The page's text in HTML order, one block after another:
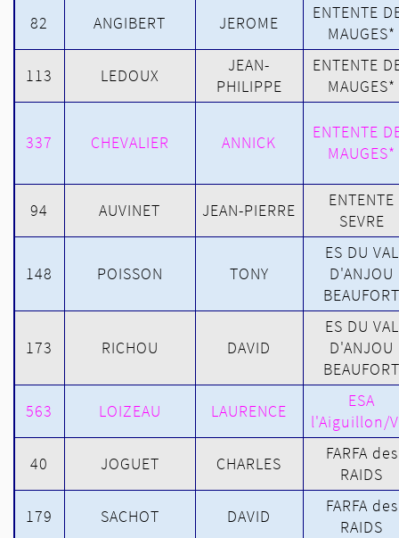
82 ANGIBERT JEROME
ENTENTE
MAUGES*
113 LEDOUX
JEAN-
PHILIPPE
ENTENTE
MAUGES*
337 CHEVALIER ANNICK
ENTENTE
MAUGES*
94 AUVINET JEAN-PIERRE
ENTENTE
SEVRE
148 POISSON TONY
ES DU VAL
D'ANJOU
BEAUFORT
173 RICHOU DAVID
ES DU VAL
D'ANJOU
BEAUFORT
563 LOIZEAU LAURENCE
ESA
l'Aiguillon/
40 JOGUET CHARLES
FARFA des
RAIDS
179 SACHOT DAVID
FARFA des
RAIDS